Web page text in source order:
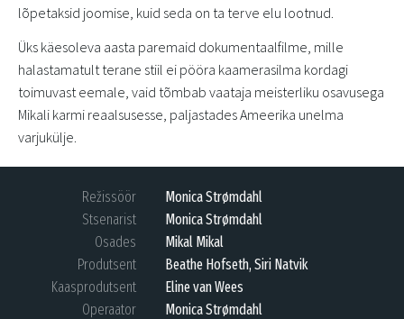
lõpetaksid joomise, kuid seda on ta terve elu lootnud.
Üks käesoleva aasta paremaid dokumentaalfilme, mille
halastamatult terane stiil ei pööra kaamerasilma kordagi
toimuvast eemale, vaid tõmbab vaataja meisterliku osavusega
Mikali karmi reaalsusesse, paljastades Ameerika unelma
varjukülje.
Režissöör
Monica Strømdahl
Stsenarist
Monica Strømdahl
Osades
Mikal Mikal
Produtsent
Beathe Hofseth, Siri Natvik
Kaasprodutsent
Eline van Wees
Operaator
Monica Strømdahl